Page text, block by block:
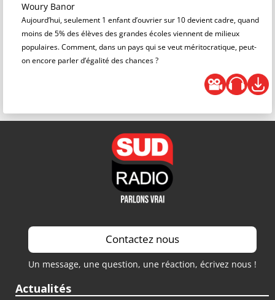
Woury Banor
Aujourd’hui, seulement 1 enfant d’ouvrier sur 10 devient cadre, quand
moins de 5% des élèves des grandes écoles viennent de milieux
populaires. Comment, dans un pays qui se veut méritocratique, peut-
on encore parler d’égalité des chances ?
Contactez nous
Un message, une question, une réaction, écrivez nous !
Actualités